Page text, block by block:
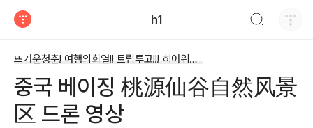
h1
뜨거운청춘! 여행의희열!! 트립투고!!! 히어위고!!!!/드론과 여행
중국 베이징 桃源仙谷自然风景
区 드론 영상